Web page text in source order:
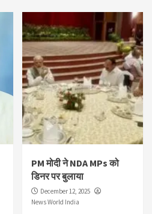
PM मोदी ने NDA MPs को
डिनर पर बुलाया
December 12, 2025
News World India